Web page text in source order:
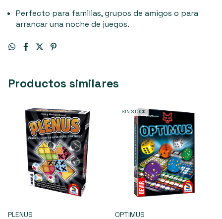
Perfecto para familias, grupos de amigos o para
arrancar una noche de juegos.
Productos similares
PLENUS
SIN STOCK
OPTIMUS